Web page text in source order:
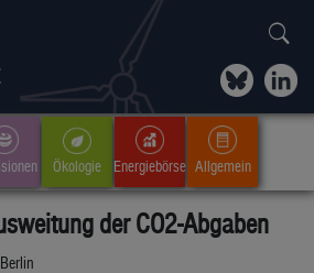
Ökologie Energiebörse Allgemein
der CO2-Abgaben